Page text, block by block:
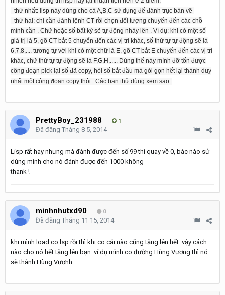
- thứ nhất: lisp này dùng cho cả A,B,C sử dụng để đánh trục bản vẽ
- thứ hai: chỉ cần đánh lệnh CT rồi chọn đối tượng chuyển đến các chỗ
mình cần . Chữ hoặc số bất kỳ sẽ tự động nhảy lên . Ví dụ: khi có một số
giá trị là 5, gõ CT bắt 5 chuyển đến các vị trí khác, số thứ tự tự động sẽ là
6,7,8,.... tương tự với khi có một chữ là E, gõ CT bắt E chuyển đến các vị trí
khác, chữ thứ tự tự động sẽ là F,G,H,..... Dùng thế này mình đỡ tốn được
công đoạn pick lại số đã copy, hỏi số bắt đầu mà gói gọn hết lại thành duy
nhất một công đoạn copy thôi . Các bạn thử dùng xem sao .
PrettyBoy_231988 1
Đã đăng Tháng 8 5, 2014
Lisp rất hay nhưng mà đánh được đến số 99 thì quay về 0, bác nào sử
dùng mình cho nó đánh được đến 1000 không
thank !
minhnhutxd90 0
Đã đăng Tháng 11 15, 2014
khi mình load co.lsp rồi thì khi co cái nào cũng tăng lên hết. vậy cách
nào cho nó hết tăng lên bạn. ví dụ mình co đường Hùng Vương thì nó
sẽ thành Hùng Vươnh